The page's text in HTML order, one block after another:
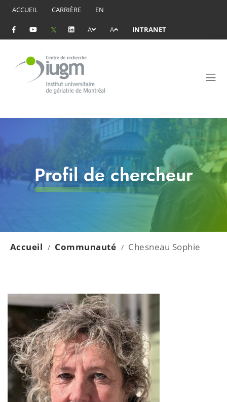
ACCUEIL CARRIÈRE EN
A A INTRANET
Profil de chercheur
Accueil / Communauté / Chesneau Sophie